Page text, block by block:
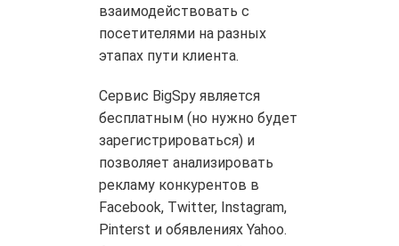
взаимодействовать с
посетителями на разных
этапах пути клиента.
Сервис BigSpy является
бесплатным (но нужно будет
зарегистрироваться) и
позволяет анализировать
рекламу конкурентов в
Facebook, Twitter, Instagram,
Pinterst и обявлениях Yahoo.